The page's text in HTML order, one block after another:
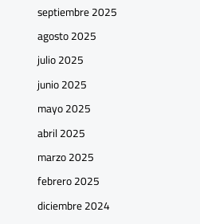
septiembre 2025
agosto 2025
julio 2025
junio 2025
mayo 2025
abril 2025
marzo 2025
febrero 2025
diciembre 2024